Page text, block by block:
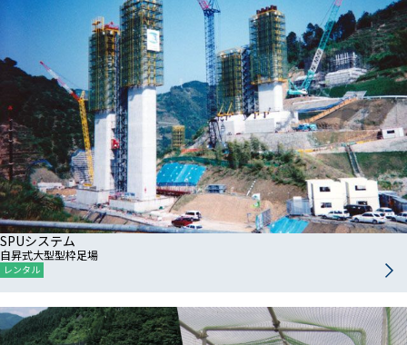
SPUシステム
自昇式大型型枠足場
レンタル